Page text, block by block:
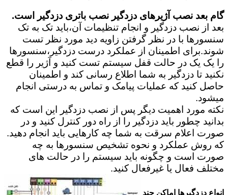
گام بعد نصب آژیرهای دزدگیر نصب باتری دزدگیر است.
بعد از نصب دزدگیر و انجام تنظیمات آن،باید تک به تک
سنسورها با در نظر گرفتن زاویه دید مورد نظر تست
شوند.برای اطمینان از عملکرد درست دزدگیر،سنسورها
را یک یک در حالت قفل سیستم تست کنید و آژیر را قطع
نکنید تا دزدگیر به شما اطلاع رسانی کند و اطمینان
حاصل کنید که عملیات پیامک و تماس به درستی انجام
میشود.
نکته مورد اهمیت دیگر پس از نصب دزدگیر این است که
بدانید چطور باید دزدگیر را از راه دور کنترل کنید و در
صورت اعلام سرقت به شما چه کارهایی باید انجام دهید.
که روش عملکرد و نحوه تشخیص سنسورها به چه
صورت است و چگونه باید سیستم را در حالت های
مختلف فعال یا غیرفعال کنید.
انواع دزدگیرها اماکن چند